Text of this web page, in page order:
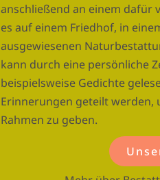
anschließend an einem dafür
es auf einem Friedhof, in
ausgewiesenen
kann durch eine persönliche
beispielsweise Gedichte
Erinnerungen geteilt werden,
Rahmen zu geben.